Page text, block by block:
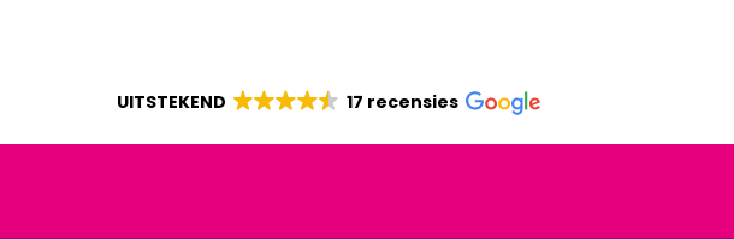
UITSTEKEND 17 recensies